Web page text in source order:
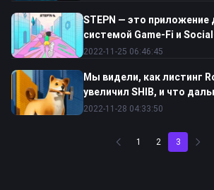
STEPN — это приложение
системой Game-Fi и
2022-11-25 06:46:45
Мы видели, как листинг
увеличил SHIB, и что
2022-11-28 04:33:50
1 2 3